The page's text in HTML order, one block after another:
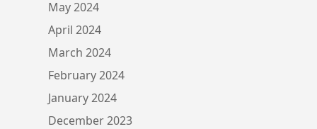
May 2024
April 2024
March 2024
February 2024
January 2024
December 2023